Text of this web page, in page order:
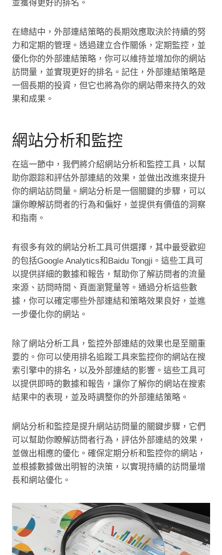
並獲得更好的排名。
在總結中，外部連結策略的長期效應取決於持續的努
力和定期的管理。透過建立合作關係，定期監控，並
優化你的外部連結策略，你可以維持並增加你的網站
訪問量，並實現更好的排名。記住，外部連結策略是
一個長期的投資，但它也將為你的網站帶來持久的效
果和成果。
網站分析和監控
在這一節中，我們將介紹網站分析和監控工具，以幫
助你跟踪和評估外部連結的效果，並做出改進來提升
你的網站訪問量。網站分析是一個關鍵的步驟，可以
讓你瞭解訪問者的行為和偏好，並提供有價值的洞察
和指南。
有很多有效的網站分析工具可供選擇，其中最受歡迎
的包括Google Analytics和Baidu Tongji。這些工具可
以提供詳細的數據和報告，幫助你了解訪問者的流量
來源、訪問時間、頁面瀏覽量等。通過分析這些數
據，你可以確定哪些外部連結和策略效果良好，並進
一步優化你的網站。
除了網站分析工具，監控外部連結的效果也是至關重
要的。你可以使用排名追蹤工具來監控你的網站在搜
索引擎中的排名，以及外部連結的影響。這些工具可
以提供即時的數據和報告，讓你了解你的網站在搜索
結果中的表現，並及時調整你的外部連結策略。
網站分析和監控是提升網站訪問量的關鍵步驟，它們
可以幫助你瞭解訪問者行為，評估外部連結的效果，
並做出相應的優化。確保定期分析和監控你的網站，
並根據數據做出明智的決策，以實現持續的訪問量增
長和網站優化。